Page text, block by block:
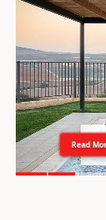
Read